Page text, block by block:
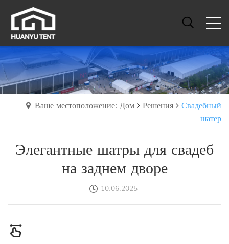
Ваше местоположение: Дом Решения
Свадебный
шатер
Элегантные шатры для свадеб
на заднем дворе
10.06.2025